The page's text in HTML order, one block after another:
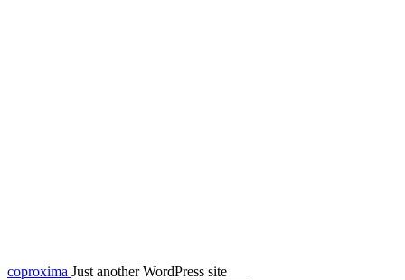
coproxima Just another WordPress site